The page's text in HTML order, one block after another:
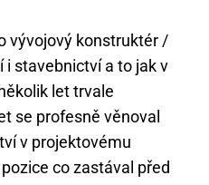
vývojový konstruktér /
stavebnictví a to jak v
let trvale
se profesně věnoval
v projektovému
co zastával před